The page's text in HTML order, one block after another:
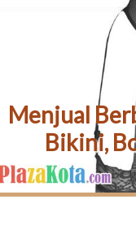
Menjual
Bikini,